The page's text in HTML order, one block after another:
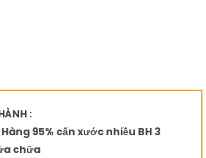
:
Hàng 95% cấn xước nhiều BH 3
chữa